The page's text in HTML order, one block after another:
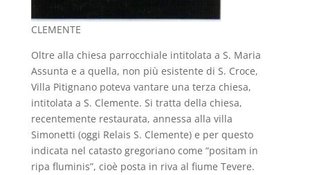
CLEMENTE
Oltre alla chiesa parrocchiale intitolata a S. Maria
Assunta e a quella, non più esistente di S. Croce,
Villa Pitignano poteva vantare una terza chiesa,
intitolata a S. Clemente. Si tratta della chiesa,
recentemente restaurata, annessa alla villa
Simonetti (oggi Relais S. Clemente) e per questo
indicata nel catasto gregoriano come “positam in
ripa fluminis”, cioè posta in riva al fiume Tevere.